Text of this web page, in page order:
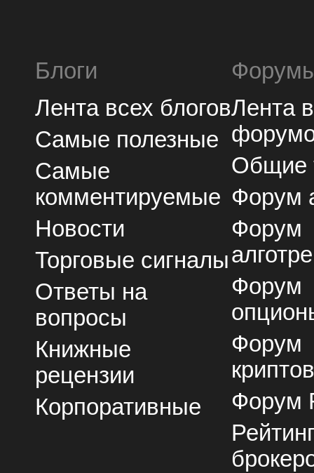
Блоги
Лента всех блогов
Самые полезные
Самые
комментируемые
Новости
Торговые сигналы
Ответы на
вопросы
Книжные
рецензии
Корпоративные
Лента
Общие
Форум
Форум
Форум
Форум
Форум